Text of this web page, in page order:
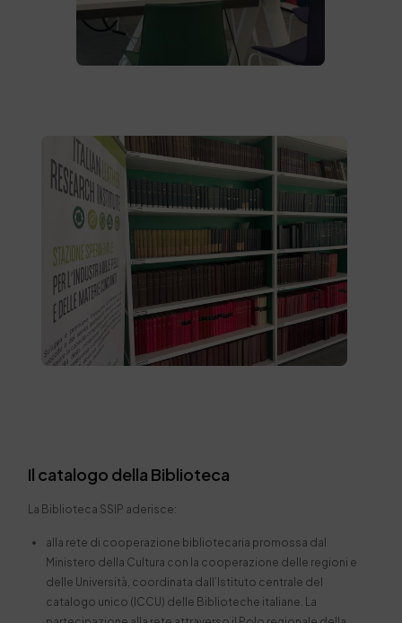
Il catalogo della Biblioteca
La Biblioteca SSIP aderisce:
alla rete di cooperazione bibliotecaria promossa dal
Ministero della Cultura con la cooperazione delle regioni e
delle Università, coordinata dall’Istituto centrale del
catalogo unico (ICCU) delle Biblioteche italiane. La